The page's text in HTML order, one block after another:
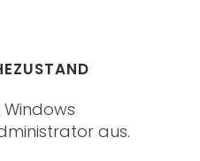
Windows
aus.